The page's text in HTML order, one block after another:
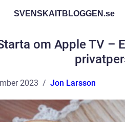
SVENSKAITBLOGGEN.se
om Apple TV –
2023 Jon Larsson